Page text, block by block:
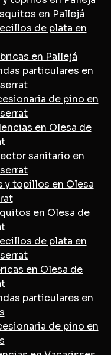
en Pallejá
de plata en
en Pallejá
particulares en
de pino en
en Olesa de
sanitario en
y topillos en Olesa
en Olesa de
de plata en
en Olesa de
particulares en
de pino en